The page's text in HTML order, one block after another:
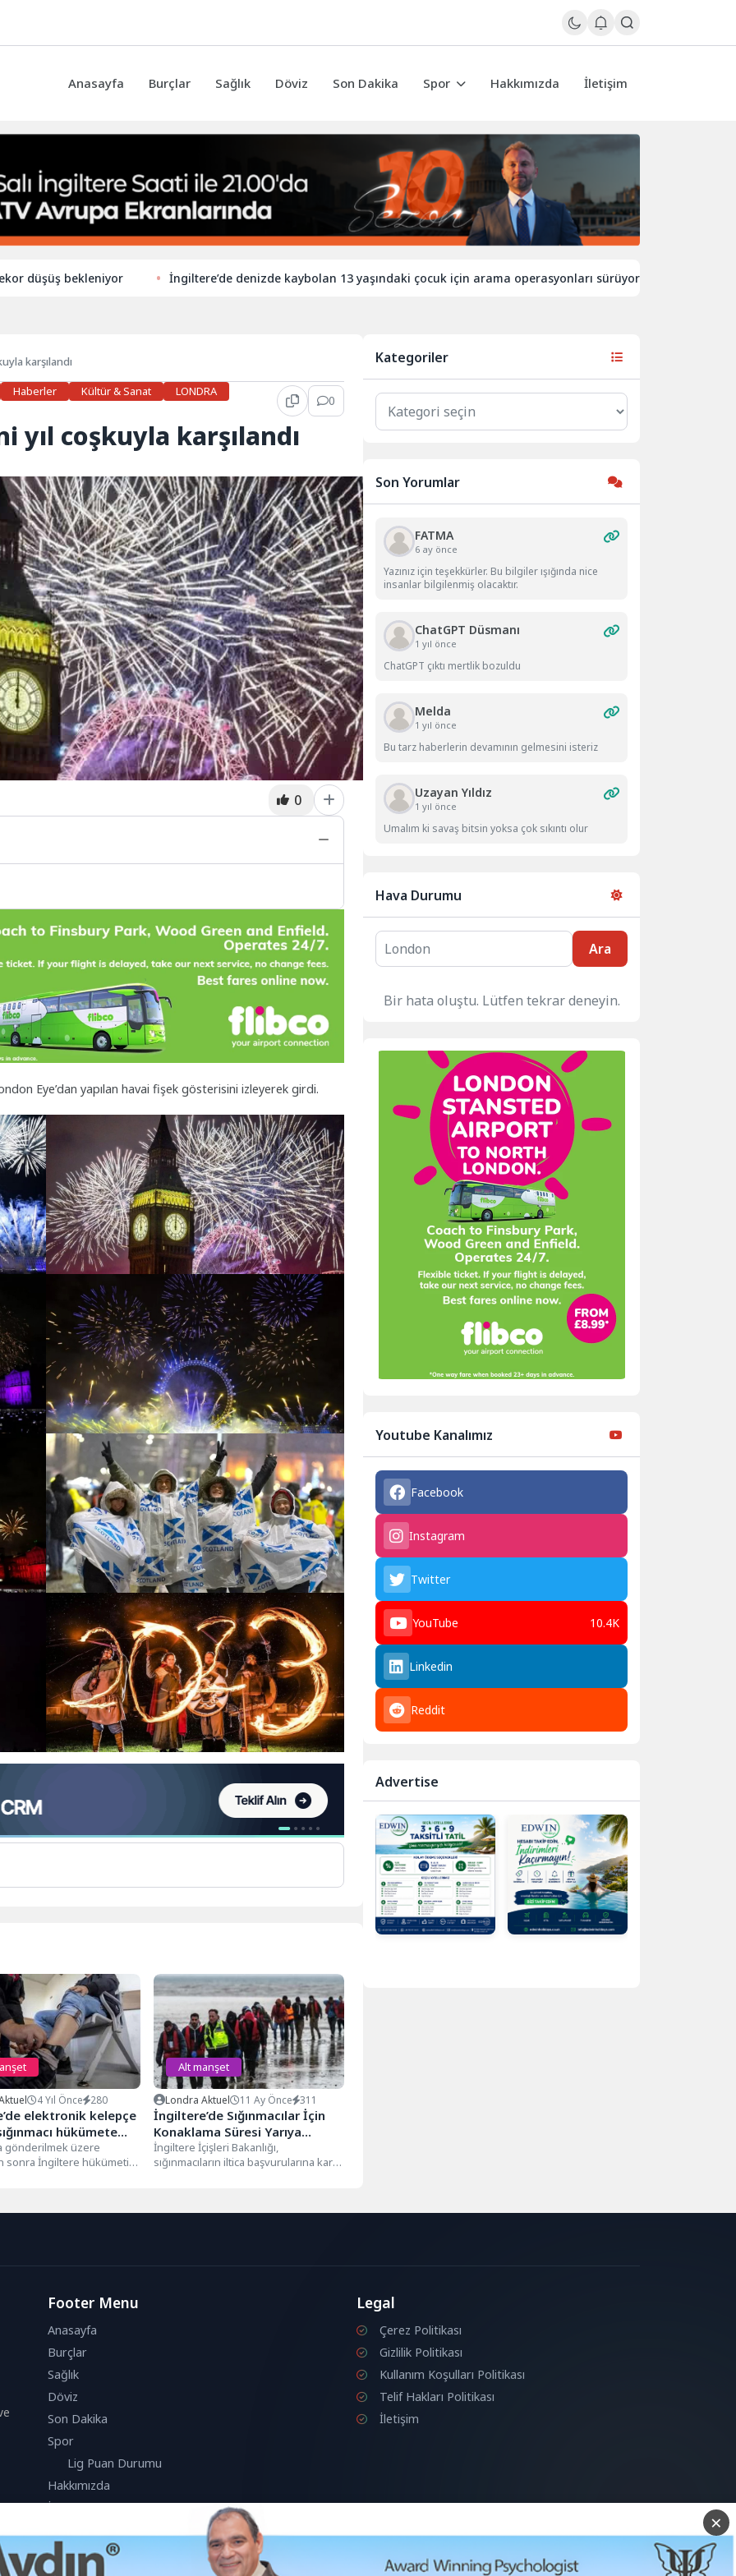
Anasayfa Burçlar Sağlık Döviz Son Dakika Spor Hakkımızda İletişim
bekleniyor İngiltere’de denizde kaybolan 13 yaşındaki çocuk için arama operasyonları sürüyor İngiltere’de
karşılandı
Haberler
Kültür & Sanat LONDRA
0
yıl coşkuyla karşılandı
0
Eye’dan yapılan havai fişek gösterisini izleyerek girdi.
4 Yıl Önce 280
elektronik kelepçe
hükümete
gönderilmek üzere
sonra İngiltere hükümeti
Alt manşet
Londra Aktuel 11 Ay Önce 311
İngiltere’de Sığınmacılar İçin
Konaklama Süresi Yarıya
İndiriliyor
İngiltere İçişleri Bakanlığı,
sığınmacıların iltica başvurularına karar
Kategoriler
Kategoriler
Son Yorumlar
FATMA
6 ay önce
Yazınız için teşekkürler. Bu bilgiler ışığında nice
insanlar bilgilenmiş olacaktır.
ChatGPT Düsmanı
1 yıl önce
ChatGPT çıktı mertlik bozuldu
Melda
1 yıl önce
Bu tarz haberlerin devamının gelmesini isteriz
Uzayan Yıldız
1 yıl önce
Umalım ki savaş bitsin yoksa çok sıkıntı olur
Hava Durumu
Ara
Bir hata oluştu. Lütfen tekrar deneyin.
Youtube Kanalımız
Facebook
Instagram
Twitter
YouTube 10.4K
Linkedin
Reddit
Advertise
Footer Menu
Anasayfa
Burçlar
Sağlık
Döviz
Son Dakika
Spor
Lig Puan Durumu
Hakkımızda
İletişim
Legal
Çerez Politikası
Gizlilik Politikası
Kullanım Koşulları Politikası
Telif Hakları Politikası
İletişim